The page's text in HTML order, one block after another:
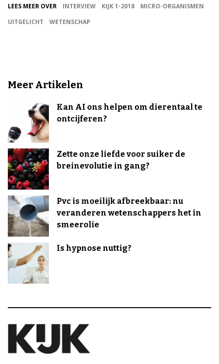
LEES MEER OVER INTERVIEW KIJK 1-2018
MICRO-ORGANISMEN
UITGELICHT
WETENSCHAP
Meer Artikelen
Kan AI ons helpen om dierentaal te
ontcijferen?
Zette onze liefde voor suiker de
breinevolutie in gang?
Pvc is moeilijk afbreekbaar: nu
veranderen wetenschappers het in
smeerolie
Is hypnose nuttig?